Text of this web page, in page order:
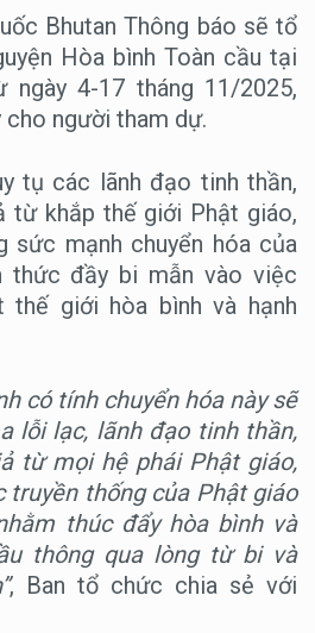
Bhutan Thông báo sẽ tổ
Hòa bình Toàn cầu tại
4-17 tháng 11/2025,
người tham dự.
tụ các lãnh đạo tinh thần,
từ khắp thế giới Phật giáo,
sức mạnh chuyển hóa của
thức đầy bi mẫn vào việc
thế giới hòa bình và hạnh
có tính chuyển hóa này sẽ
lỗi lạc, lãnh đạo tinh thần,
từ mọi hệ phái Phật giáo,
truyền thống của Phật giáo
thúc đẩy hòa bình và
thông qua lòng từ bi và
, Ban tổ chức chia sẻ với